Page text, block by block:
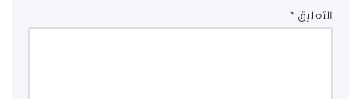
التعليق *